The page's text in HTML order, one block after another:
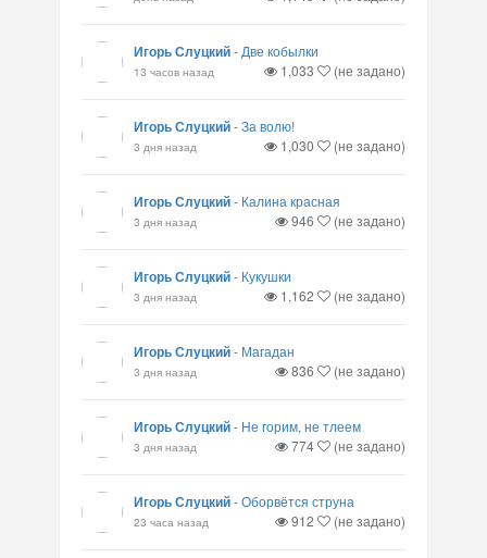
Игорь Слуцкий- Две кобылки
13 часов назад 1,033 (не задано)
Игорь Слуцкий-За волю!
3 дня назад 1,030 (не задано)
Игорь Слуцкий- Калина красная
3 дня назад 946 (не задано)
Игорь Слуцкий- Кукушки
3 дня назад 1,162 (не задано)
Игорь Слуцкий- Магадан
3 дня назад 836 (не задано)
Игорь Слуцкий- Не горим, не тлеем
3 дня назад 774 (не задано)
Игорь Слуцкий-Оборвётся струна
23 часа назад 912 (не задано)